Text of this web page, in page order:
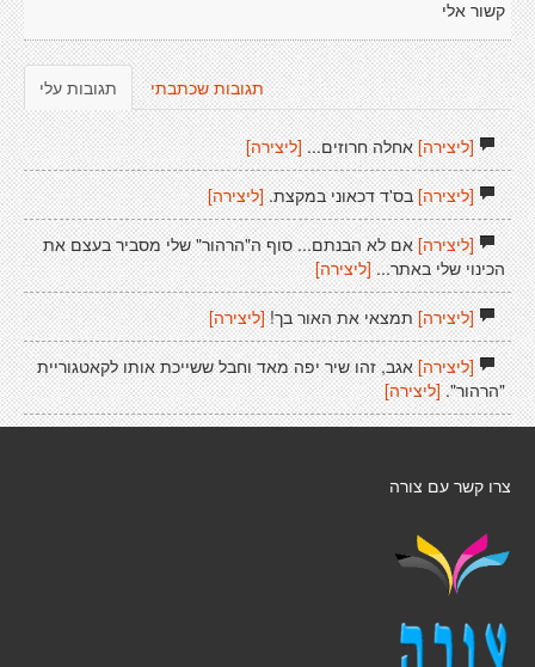
קשור אלי
תגובות עלי תגובות שכתבתי
[ליצירה]אחלה חרוזים... [ליצירה]
[ליצירה]בס'ד דכאוני במקצת. [ליצירה]
[ליצירה]אם לא הבנתם... סוף ה"הרהור" שלי מסביר בעצם את
הכינוי שלי באתר... [ליצירה]
[ליצירה]תמצאי את האור בך! [ליצירה]
[ליצירה]אגב, זהו שיר יפה מאד וחבל ששייכת אותו לקאטגוריית
"הרהור".[ליצירה]
צרו קשר עם צורה